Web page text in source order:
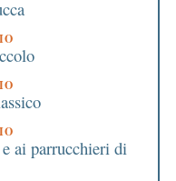
ai parrucchieri di